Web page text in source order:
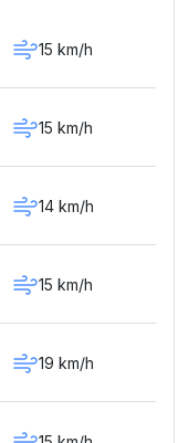
15 km/h
15 km/h
14 km/h
15 km/h
19 km/h